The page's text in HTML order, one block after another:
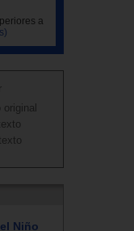
a
original
Niño